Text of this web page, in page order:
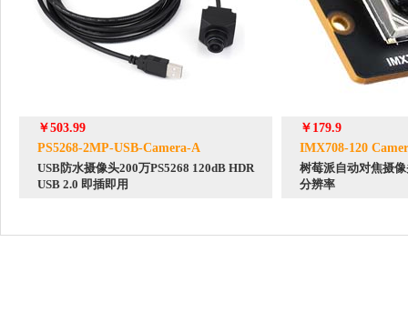
￥503.99
PS5268-2MP-USB-Camera-A
USB防水摄像头200万PS5268 120dB HDR
USB 2.0 即插即用
￥179.9
IMX708-120
树莓派自动对焦摄
分辨率